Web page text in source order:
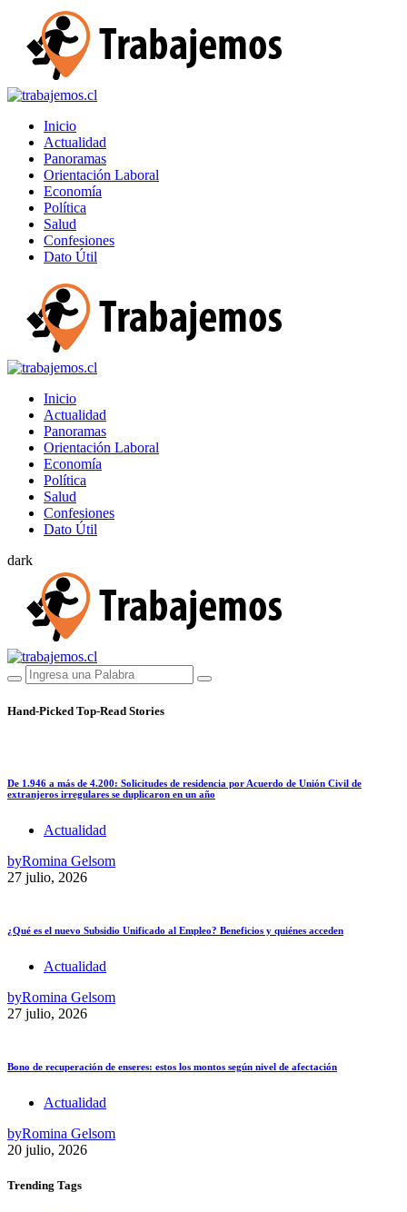
Inicio
Actualidad
Panoramas
Orientación Laboral
Economía
Política
Salud
Confesiones
Dato Útil
Inicio
Actualidad
Panoramas
Orientación Laboral
Economía
Política
Salud
Confesiones
Dato Útil
dark
Hand-Picked Top-Read Stories
De 1.946 a más de 4.200: Solicitudes de residencia por Acuerdo de Unión Civil de
extranjeros irregulares se duplicaron en un año
Actualidad
byRomina Gelsom
27 julio, 2026
¿Qué es el nuevo Subsidio Unificado al Empleo? Beneficios y quiénes acceden
Actualidad
byRomina Gelsom
27 julio, 2026
Bono de recuperación de enseres: estos los montos según nivel de afectación
Actualidad
byRomina Gelsom
20 julio, 2026
Trending Tags